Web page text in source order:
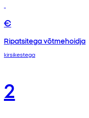
€
Ripatsitega võtmehoidja
kirsikestega
2